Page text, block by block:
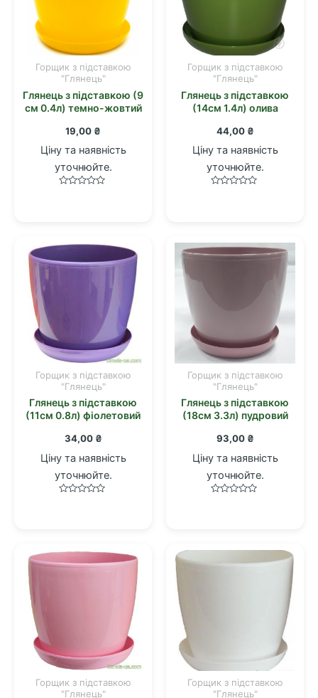
Горщик з підставкою
"Глянець"
Глянець з підставкою (9
см 0.4л) темно-жовтий
19,00 ₴
Ціну та наявність
уточнюйте.
Горщик з підставкою
"Глянець"
Глянець з підставкою
(14см 1.4л) олива
44,00 ₴
Ціну та наявність
уточнюйте.
Горщик з підставкою
"Глянець"
Глянець з підставкою
(11см 0.8л) фіолетовий
34,00 ₴
Ціну та наявність
уточнюйте.
Горщик з підставкою
"Глянець"
Глянець з підставкою
(18см 3.3л) пудровий
93,00 ₴
Ціну та наявність
уточнюйте.
Горщик з підставкою
"Глянець"
Горщик з підставкою
"Глянець"